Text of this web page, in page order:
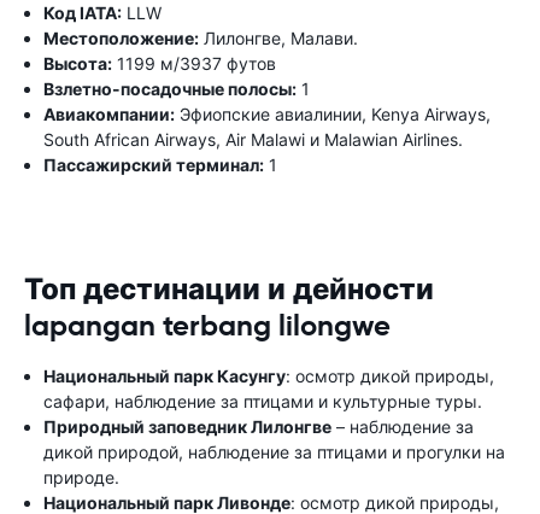
Код IATA: LLW
Местоположение: Лилонгве, Малави.
Высота: 1199 м/3937 футов
Взлетно-посадочные полосы: 1
Авиакомпании: Эфиопские авиалинии, Kenya Airways,
South African Airways, Air Malawi и Malawian Airlines.
Пассажирский терминал: 1
Топ дестинации и дейности
lapangan terbang lilongwe
Национальный парк Касунгу: осмотр дикой природы,
сафари, наблюдение за птицами и культурные туры.
Природный заповедник Лилонгве – наблюдение за
дикой природой, наблюдение за птицами и прогулки на
природе.
Национальный парк Ливонде: осмотр дикой природы,